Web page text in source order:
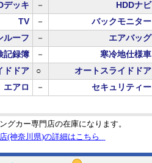
デッキ － HDDナビ
TV － バックモニター
ルーフ － エアバッグ
記録簿 － 寒冷地仕様車
ドドア ○ オートスライドドア
エアロ － セキュリティー
グカー専門店の在庫になります。
(神奈川県)の詳細はこちら